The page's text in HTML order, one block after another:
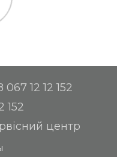
067 12 12 152
152
центр